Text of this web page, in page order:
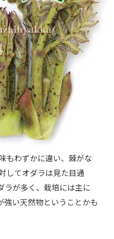
もわずかに違い、棘がな
してオダラは見た目通
ラが多く、栽培には主に
い天然物ということかも